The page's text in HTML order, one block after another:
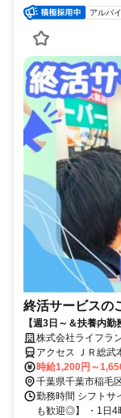
アルバ
終活サービスの
【週3日～＆扶養内
が女性/子育てが落ち
ト体制・しっかりと
タイム希望も大歓迎/
験者は即戦力/正社員
株式会社ライフラ
プレイス稲毛)
アクセス ＪＲ総武
歩約7分
時給1,200円～
千葉県千葉市稲毛
勤務時間 シフトサ
も歓迎◎】 ・1日4